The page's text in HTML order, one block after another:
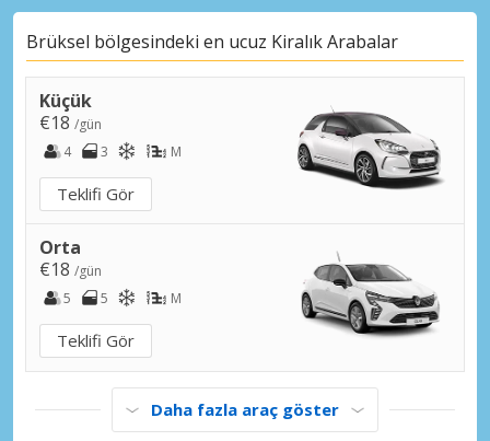
Brüksel bölgesindeki en ucuz Kiralık Arabalar
Küçük
€18 /gün
4
3 M
Teklifi Gör
Orta
€18 /gün
5
5 M
Teklifi Gör
Daha fazla araç göster